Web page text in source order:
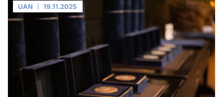
UAN 19.11.2025